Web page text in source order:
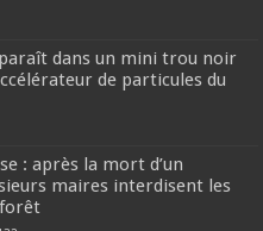
dans un mini trou noir
de particules du
: après la mort d’un
maires interdisent les